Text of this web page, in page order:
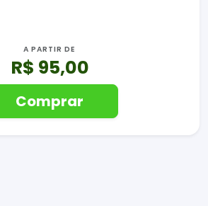
A PARTIR DE
R$ 95,00
Comprar